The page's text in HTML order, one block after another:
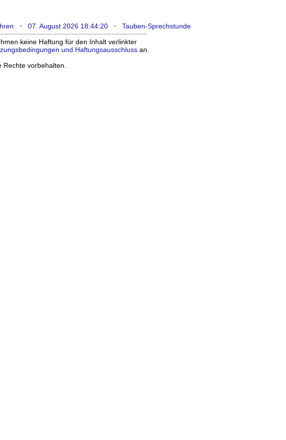
· 07. August 2026 18:44:20· Tauben-Sprechstunde
keine Haftung für den Inhalt verlinkter
und Haftungsausschlussan.
vorbehalten.